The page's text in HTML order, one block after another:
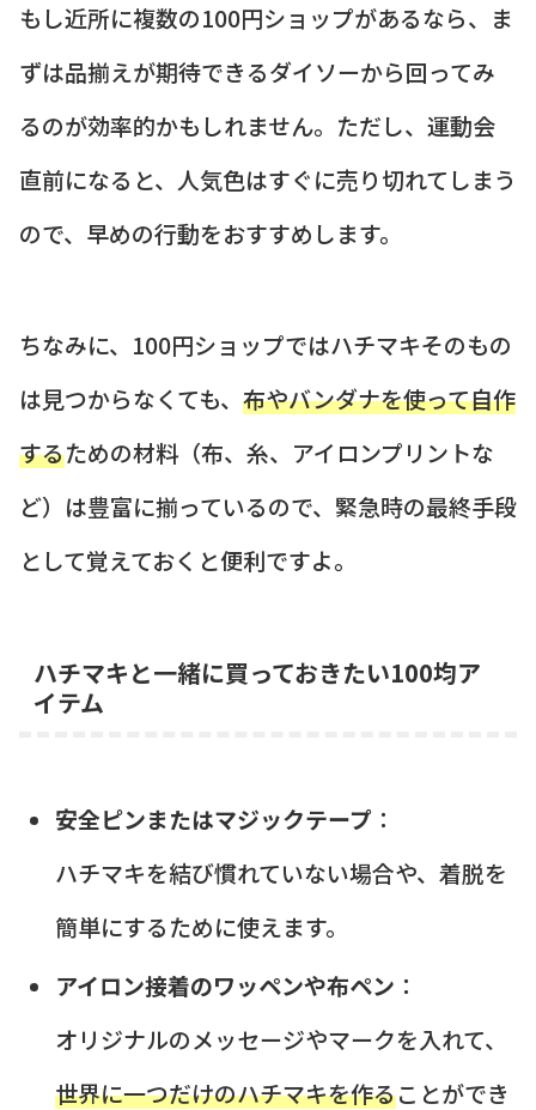
もし近所に複数の100円ショップがあるなら、ま
ずは品揃えが期待できるダイソーから回ってみ
るのが効率的かもしれません。ただし、運動会
直前になると、人気色はすぐに売り切れてしまう
ので、早めの行動をおすすめします。
ちなみに、100円ショップではハチマキそのもの
は見つからなくても、 布やバンダナを使って自作
するための材料（布、糸、アイロンプリントな
ど）は豊富に揃っているので、緊急時の最終手段
として覚えておくと便利ですよ。
ハチマキと一緒に買っておきたい100均ア
イテム
安全ピンまたはマジックテープ ：
ハチマキを結び慣れていない場合や、着脱を
簡単にするために使えます。
アイロン接着のワッペンや布ペン ：
オリジナルのメッセージやマークを入れて、
世界に一つだけのハチマキを作ることができ